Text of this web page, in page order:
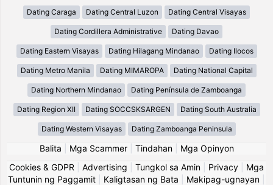
Dating Caraga Dating Central Luzon Dating Central Visayas
Dating Cordillera Administrative Dating Davao
Dating Eastern Visayas Dating Hilagang Mindanao Dating Ilocos
Dating Metro Manila Dating MIMAROPA Dating National Capital
Dating Northern Mindanao Dating Península de Zamboanga
Dating Region XII Dating SOCCSKSARGEN Dating South Australia
Dating Western Visayas Dating Zamboanga Peninsula
Balita Mga Scammer| Tindahan| Mga Opinyon
Cookies & GDPR
Advertising Tungkol sa Amin Privacy
Mga
Tuntunin ng Paggamit
Kaligtasan ng Bata Makipag-ugnayan